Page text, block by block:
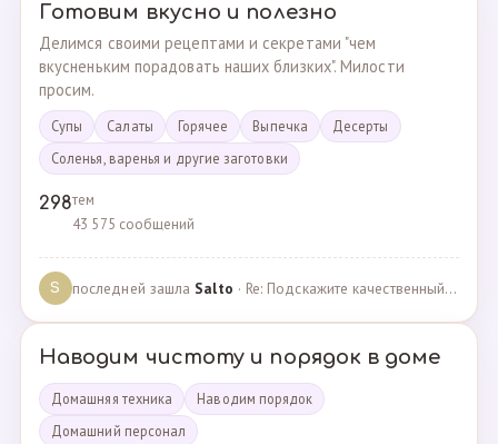
Готовим вкусно и полезно
Делимся своими рецептами и секретами "чем
вкусненьким порадовать наших близких". Милости
просим.
Супы Cалаты Горячее Выпечка
Десерты
Соленья, варенья и другие заготовки
298тем
43 575 сообщений
S последней зашла Salto · Re: Подскажите качественный и крепкий капсульный ко… · 01.09.2024
Наводим чистоту и порядок в доме
Домашняя техника
Наводим порядок
Домашний персонал